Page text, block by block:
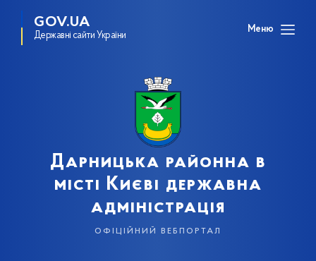
GOV.UA
Державні сайти України
Меню
Дарницька районна в
місті Києві державна
адміністрація
офіційний вебпортал